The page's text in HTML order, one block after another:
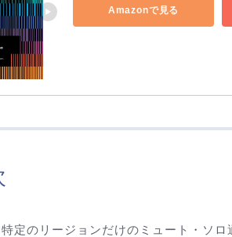
Amazonで見る
特定のリージョンだけのミュート・ソロ